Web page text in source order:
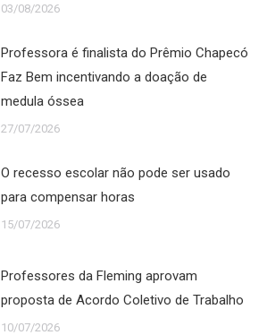
03/08/2026
Professora é finalista do Prêmio Chapecó
Faz Bem incentivando a doação de
medula óssea
27/07/2026
O recesso escolar não pode ser usado
para compensar horas
15/07/2026
Professores da Fleming aprovam
proposta de Acordo Coletivo de Trabalho
10/07/2026